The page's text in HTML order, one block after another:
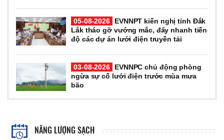
05-08-2026
EVNNPT kiến nghị tỉnh Đắk
Lắk tháo gỡ vướng mắc, đẩy nhanh tiến
độ các dự án lưới điện truyền tải
03-08-2026
EVNNPC chủ động phòng
ngừa sự cố lưới điện trước mùa mưa
bão
NĂNG LƯỢNG SẠCH